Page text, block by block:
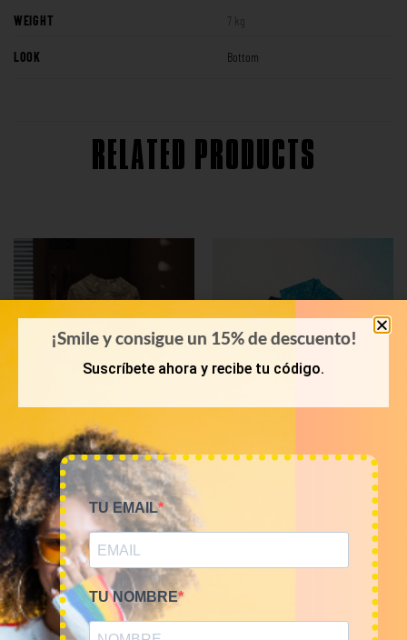
WEIGHT 7 kg
LOOK Bottom
RELATED PRODUCTS
KILOS
Mix vestidos vintage
12€/Kg
60,00€–240,00€
Mix shorts vintage 12€/kg
(sin IVA)
¡Smile y consigue un 15% de descuento!
Suscríbete ahora y recibe tu código.
TU EMAIL
TU NOMBRE